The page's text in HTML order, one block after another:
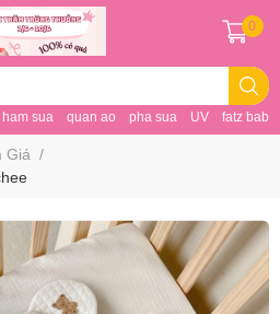
ham sua quan ao pha sua UV fatz baby
0
Giá /